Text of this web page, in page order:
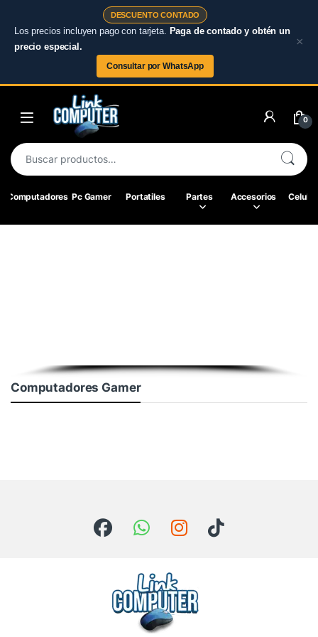
DESCUENTO CONTADO
Los precios incluyen pago con tarjeta. Paga de contado y obtén un
precio especial.
Consultar por WhatsApp
×
0
Computadores Pc Gamer Portatiles Partes Accesorios
Computadores Gamer